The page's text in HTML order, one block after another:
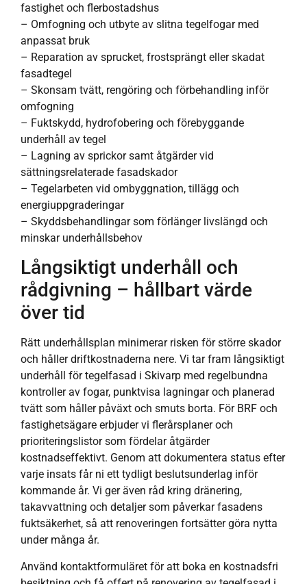
fastighet och flerbostadshus
– Omfogning och utbyte av slitna tegelfogar med
anpassat bruk
– Reparation av sprucket, frostsprängt eller skadat
fasadtegel
– Skonsam tvätt, rengöring och förbehandling inför
omfogning
– Fuktskydd, hydrofobering och förebyggande
underhåll av tegel
– Lagning av sprickor samt åtgärder vid
sättningsrelaterade fasadskador
– Tegelarbeten vid ombyggnation, tillägg och
energiuppgraderingar
– Skyddsbehandlingar som förlänger livslängd och
minskar underhållsbehov
Långsiktigt underhåll och
rådgivning – hållbart värde
över tid
Rätt underhållsplan minimerar risken för större skador
och håller driftkostnaderna nere. Vi tar fram långsiktigt
underhåll för tegelfasad i Skivarp med regelbundna
kontroller av fogar, punktvisa lagningar och planerad
tvätt som håller påväxt och smuts borta. För BRF och
fastighetsägare erbjuder vi flerårsplaner och
prioriteringslistor som fördelar åtgärder
kostnadseffektivt. Genom att dokumentera status efter
varje insats får ni ett tydligt beslutsunderlag inför
kommande år. Vi ger även råd kring dränering,
takavvattning och detaljer som påverkar fasadens
fuktsäkerhet, så att renoveringen fortsätter göra nytta
under många år.
Använd kontaktformuläret för att boka en kostnadsfri